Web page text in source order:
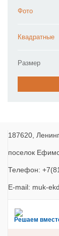
Фото
Квадратные
Размер
187620,
поселок
Телефон:
E-mail: muk-
Решаем